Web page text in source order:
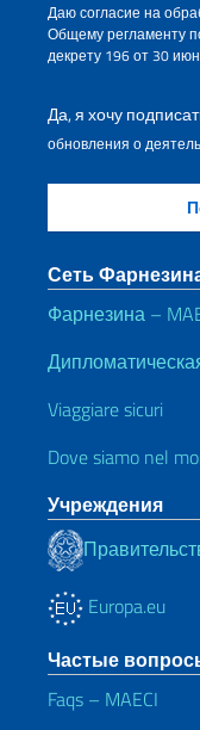
Даю согласие на
Общему регламенту
декрету 196 от 30
Да, я хочу
обновления о
Сеть
Фарнезина –
Viaggiare sicuri
Dove siamo nel
Учреждения
Europa.eu
Частые
Faqs – MAECI